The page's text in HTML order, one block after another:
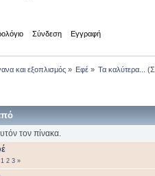
Σύνδεση Εγγραφή
και εξοπλισμός» Εφέ» Τα καλύτερα...
τον πίνακα.
1 2 3 »